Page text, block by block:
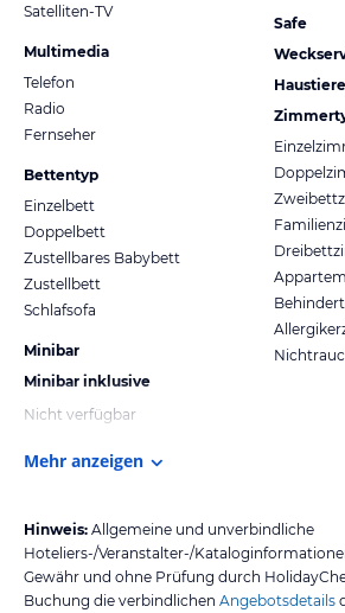
Satelliten-TV
Multimedia
Telefon
Radio
Fernseher
Bettentyp
Einzelbett
Doppelbett
Zustellbares Babybett
Zustellbett
Schlafsofa
Minibar
Minibar inklusive
Nicht verfügbar
Safe
Mehr anzeigen
Hinweis: Allgemeine und unverbindliche
Hoteliers-/Veranstalter-/
Gewähr und ohne Prüfung durch
Buchung die verbindlichen Angebotsdetails